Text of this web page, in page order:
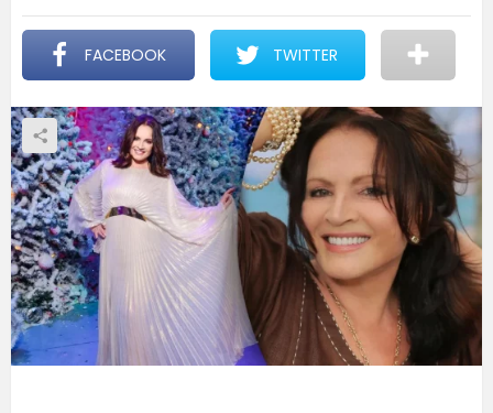
FACEBOOK TWITTER